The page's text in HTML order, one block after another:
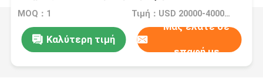
MOQ：1 Τιμή：USD 20000-40000/SET
Καλύτερη τιμή
Μας ελάτε σε
επαφή με